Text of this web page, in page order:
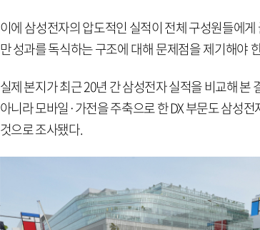
이에 삼성전자의 압도적인 실적이 전체 구성원들에
만 성과를 독식하는 구조에 대해 문제점을 제기해야
실제 본지가 최근 20년 간 삼성전자 실적을 비교해 본
아니라 모바일·가전을 주축으로 한 DX 부문도 삼성
것으로 조사됐다.